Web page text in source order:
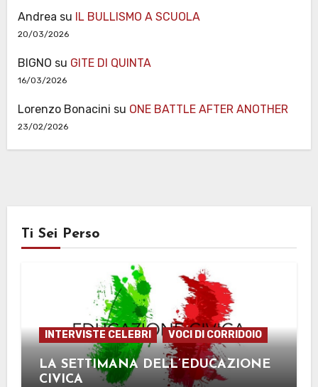
Andrea su IL BULLISMO A SCUOLA
20/03/2026
BIGNO su GITE DI QUINTA
16/03/2026
Lorenzo Bonacini su ONE BATTLE AFTER ANOTHER
23/02/2026
Ti Sei Perso
INTERVISTE CELEBRI VOCI DI CORRIDOIO
LA SETTIMANA DELL’EDUCAZIONE
CIVICA